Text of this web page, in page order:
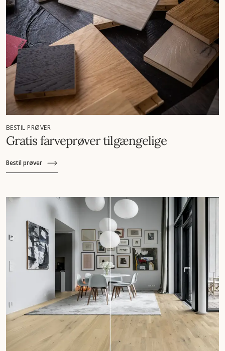
BESTIL PRØVER
Gratis farveprøver tilgængelige
Bestil prøver